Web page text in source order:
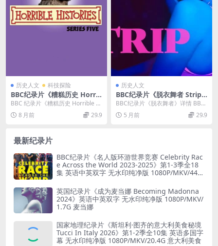
历史人文 科技探险
BBC纪录片《糟糕历史 Horrib
le Histories 2013》第五季全
12集 英语中字 576P/MP4/19
35MB 糟糕历史系列纪录片
BBC 纪录片《糟糕历史 Horrible Hi
stories 2013》第五季...
8 月前 29.9
历史人文
BBC纪录片《脱衣舞者 Strip 2
025》英语中英双字 无水印纯
净版 1080P/MKV/1.75G 脱衣
舞俱乐部
BBC纪录片《脱衣舞者》详情 BBC
纪录片《脱衣舞者 Strip 2025》，
英...5 月前 29.9
最新纪录片
BBC纪录片《名人版环游世界竞赛 Celebrity Rac
e Across the World 2023-2025》第1-3季全18
集 英语中英双字 无水印纯净版 1080P/MKV/44.8
英国纪录片《成为麦当娜 Becoming Madonna
2024》英语中英双字 无水印纯净版 1080P/MKV/
1.7G 麦当娜
国家地理纪录片《斯坦利·图齐的意大利美食秘境
Tucci In Italy 2026》第1-2季全10集 英语多国字
幕 无水印纯净版 1080P/MKV/20.4G 意大利美食